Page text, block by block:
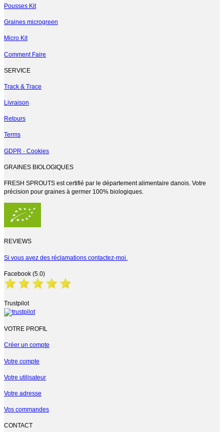
Pousses Kit
Graines microgreen
Micro Kit
Comment Faire
SERVICE
Track & Trace
Livraison
Retours
Terms
GDPR · Cookies
GRAINES BIOLOGIQUES
FRESH SPROUTS est certifié par le département alimentaire danois. Votre
précision pour graines à germer 100% biologiques.
REVIEWS
Si vous avez des réclamations contactez-moi.
Facebook (5.0)
Trustpilot
VOTRE PROFIL
Créer un compte
Votre compte
Votre utilisateur
Votre adresse
Vos commandes
CONTACT